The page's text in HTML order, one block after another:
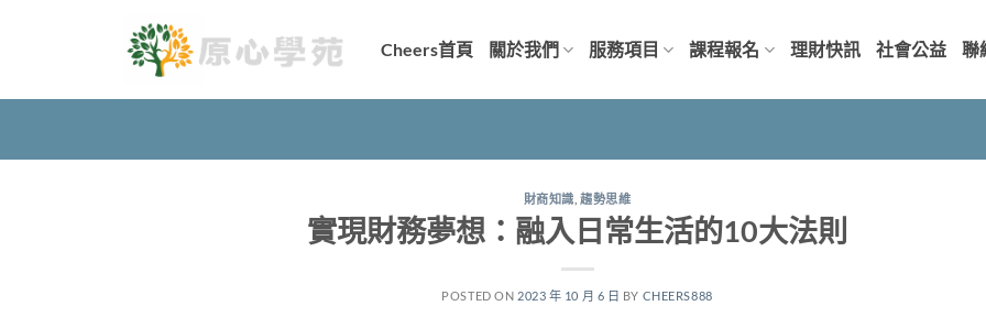
Cheers首頁 關於我們 服務項目 課程報名 理財快訊 社會公益 聯
財商知識 ,趨勢思維
實現財務夢想：融入日常生活的10大法則
POSTED ON 2023 年 10 月 6 日 BY CHEERS888